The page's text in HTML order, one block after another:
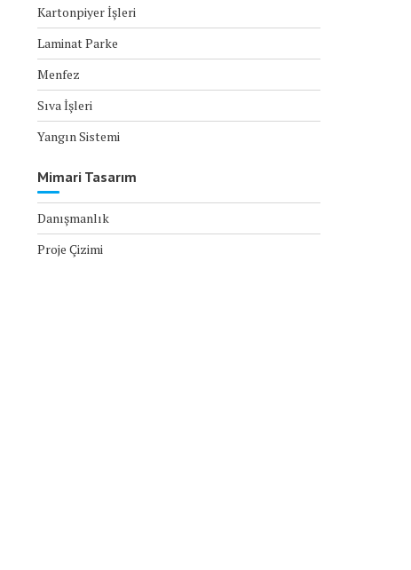
Kartonpiyer İşleri
Laminat Parke
Menfez
Sıva İşleri
Yangın Sistemi
Mimari Tasarım
Danışmanlık
Proje Çizimi